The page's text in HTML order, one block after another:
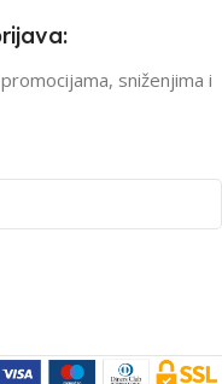
sniženjima i